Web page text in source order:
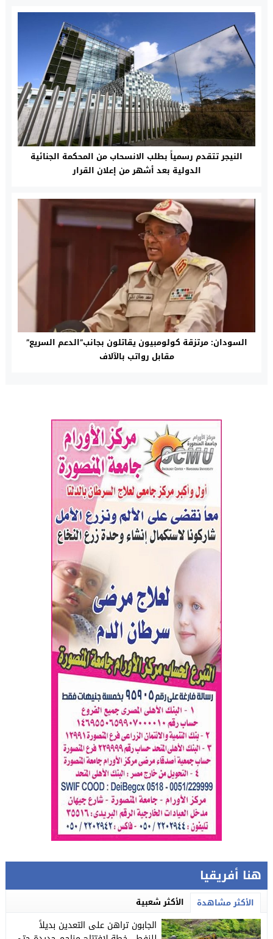
النيجر تتقدم رسمياً بطلب الانسحاب من المحكمة الجنائية
الدولية بعد أشهر من إعلان القرار
السودان: مرتزقة كولومبيون يقاتلون بجانب”الدعم السريع”
مقابل رواتب بالآلاف
هنا أفريقيا
الأكثر مشاهدة الأكثر شعبية
الجابون تراهن على التعدين بديلاً